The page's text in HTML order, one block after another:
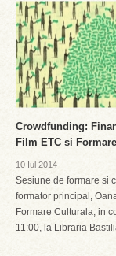
Crowdfunding:
Film ETC si
10 Iul 2014
Sesiune de formare si
formator principal,
Formare Culturala, in
11:00, la Libraria